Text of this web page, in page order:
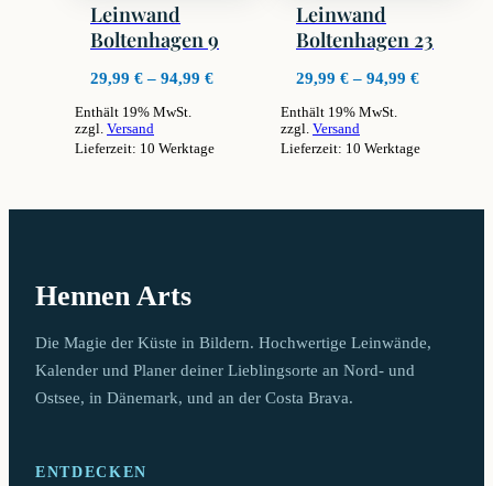
Leinwand
Boltenhagen 9
29,99 € – 94,99 €Preisspanne:
Enthält 19% MwSt.
zzgl. Versand
Lieferzeit: 10 Werktage
Die
können
auf
der
Produktseite
Leinwand
Boltenhagen 23
29,99 € – 94,99 €
Enthält 19% MwSt.
zzgl. Versand
Lieferzeit: 10 Werktage
können
der
Produktseite
Hennen Arts
Die Magie der Küste in Bildern. Hochwertige Leinwände,
Kalender und Planer deiner Lieblingsorte an Nord- und
Ostsee, in Dänemark, und an der Costa Brava.
ENTDECKEN